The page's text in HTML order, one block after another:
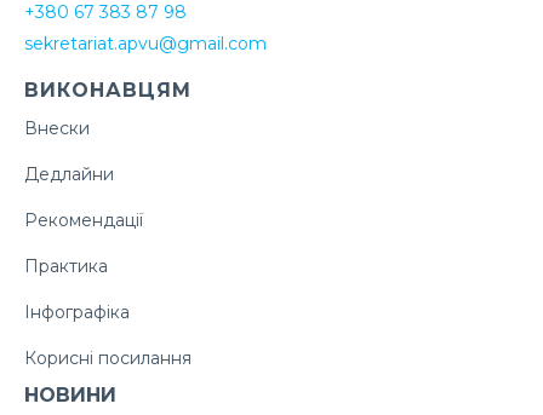
+380 67 383 87 98
sekretariat.apvu@gmail.com
ВИКОНАВЦЯМ
Внески
Дедлайни
Рекомендації
Практика
Інфографіка
Корисні посилання
НОВИНИ